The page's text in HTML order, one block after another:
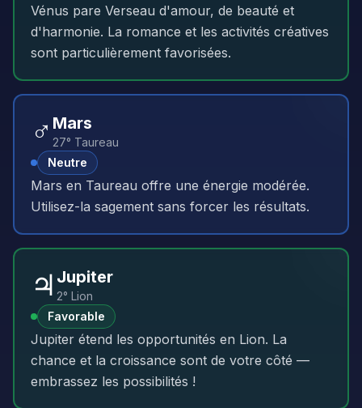
Vénus pare Verseau d'amour, de beauté et
d'harmonie. La romance et les activités créatives
sont particulièrement favorisées.
♂️ Mars
27° Taureau
Neutre
Mars en Taureau offre une énergie modérée.
Utilisez-la sagement sans forcer les résultats.
♃ Jupiter
2° Lion
Favorable
Jupiter étend les opportunités en Lion. La
chance et la croissance sont de votre côté —
embrassez les possibilités !